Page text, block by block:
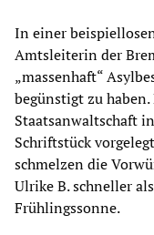
In einer
Amtsleiterin der
„massenhaft“
begünstigt zu
Staatsanwaltschaft
Schriftstück
schmelzen die
Ulrike B. schneller
Frühlingssonne.